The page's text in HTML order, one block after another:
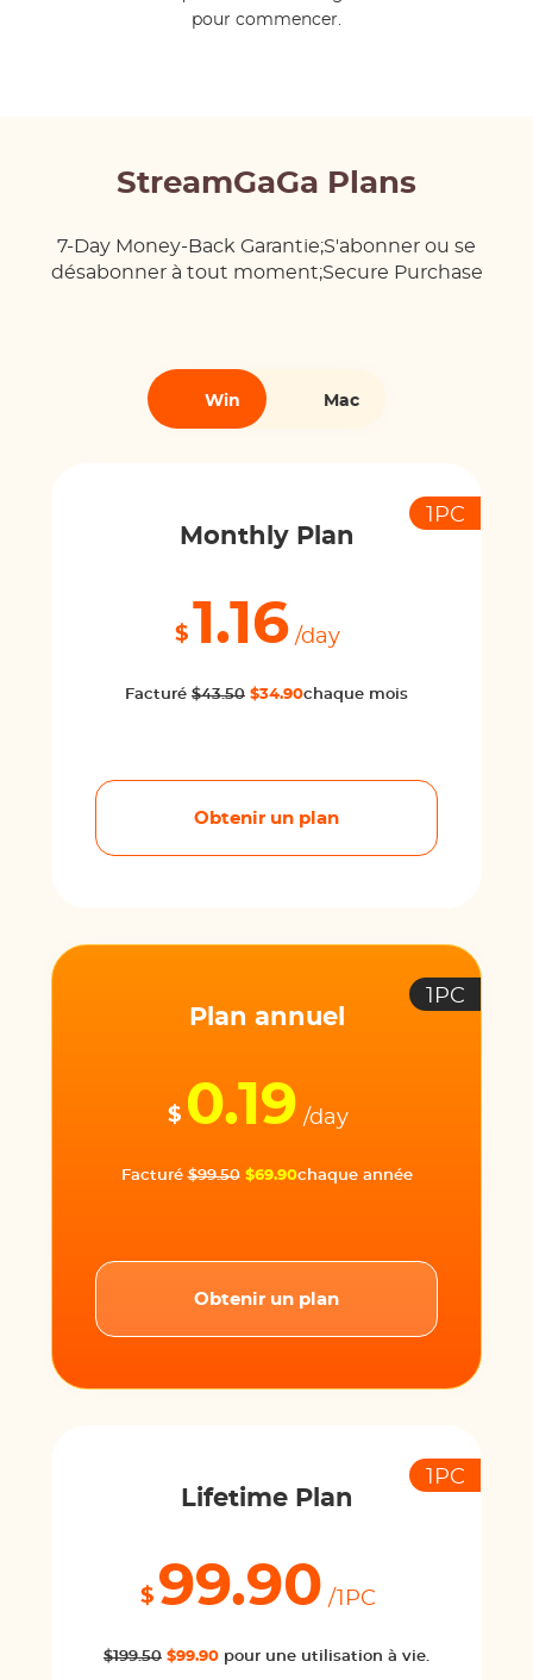
pour commencer.
StreamGaGa Plans
7-Day Money-Back Garantie;S'abonner ou se
désabonner à tout moment;Secure Purchase
Win Mac
Monthly Plan
1PC
$ 1.16 /day
Facturé $43.50 $34.90chaque mois
Obtenir un plan
Plan annuel
1PC
$ 0.19 /day
Facturé$99.50 $69.90chaque année
Obtenir un plan
Lifetime Plan
1PC
$ 99.90 /1PC
$199.50 $99.90 pour une utilisation à vie.